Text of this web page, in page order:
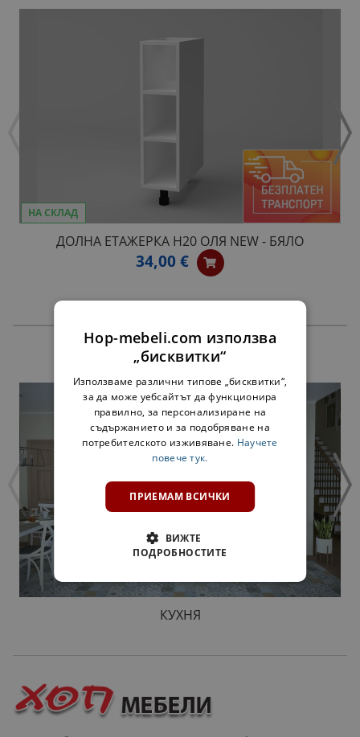
НА СКЛАД
ДОЛНА ЕТАЖЕРКА Н20 ОЛЯ NEW - БЯЛО
34,00 €
ПРОДУКТИ
КУХНЯ
Hop-mebeli.com използва
„бисквитки“
Използваме различни типове „бисквитки“,
за да може уебсайтът да функционира
правилно, за персонализиране на
съдържанието и за подобряване на
потребителското изживяване. Научете
повече тук.
ПРИЕМАМ ВСИЧКИ
ВИЖТЕ
ПОДРОБНОСТИТЕ